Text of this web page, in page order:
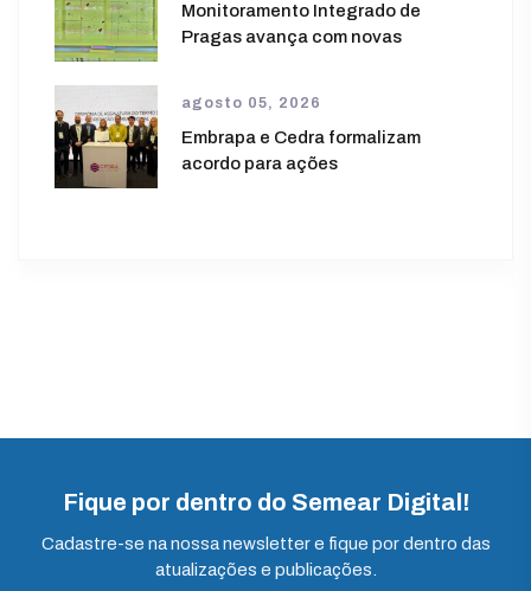
Monitoramento Integrado de
Pragas avança com novas
agosto 05, 2026
Embrapa e Cedra formalizam
acordo para ações
Fique por dentro do Semear Digital!
Cadastre-se na nossa newsletter e fique por dentro das
atualizações e publicações.